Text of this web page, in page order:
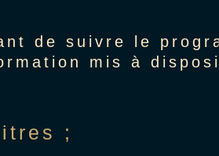
de suivre le
mis à
;